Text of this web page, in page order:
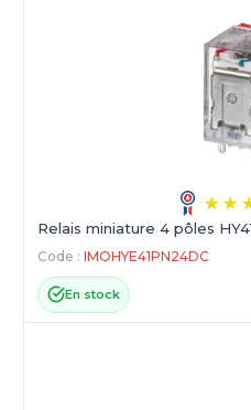
Relais miniature 4 pôles
Code : IMOHYE41PN24DC
En stock